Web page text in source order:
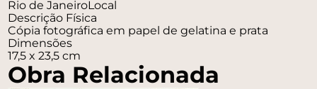
Rio de JaneiroLocal
Descrição Física
Cópia fotográfica em papel de gelatina e prata
Dimensões
17,5 x 23,5 cm
Obra Relacionada